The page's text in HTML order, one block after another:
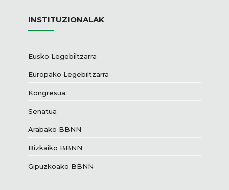
INSTITUZIONALAK
Eusko Legebiltzarra
Europako Legebiltzarra
Kongresua
Senatua
Arabako BBNN
Bizkaiko BBNN
Gipuzkoako BBNN